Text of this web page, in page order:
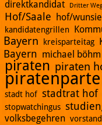
direktkandidat Dritter
Hof/Saale hof/
kandidatengrillen
Bayern
kreisparteitag
Bayern michael böhm
piraten piraten
stadt hof stadtrat hof
stopwatchingus
volksbegehren vorstand